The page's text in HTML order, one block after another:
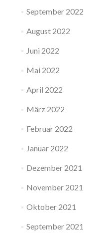
September 2022
August 2022
Juni 2022
Mai 2022
April 2022
März 2022
Februar 2022
Januar 2022
Dezember 2021
November 2021
Oktober 2021
September 2021